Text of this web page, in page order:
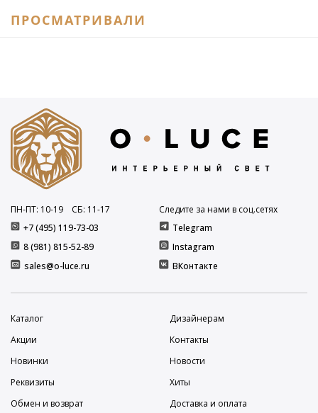
ПРОСМАТРИВАЛИ
+7 (495) 119-73-03
8 (981) 815-52-89
ПН-ПТ: 10-19 СБ: 11-17
sales@o-luce.ru
Следите за нами в соц.сетях
Telegram
Instagram
ВКонтакте
Каталог
Дизайнерам
Акции
Контакты
Новинки
Новости
Реквизиты
Хиты
Обмен и возврат
Доставка и оплата